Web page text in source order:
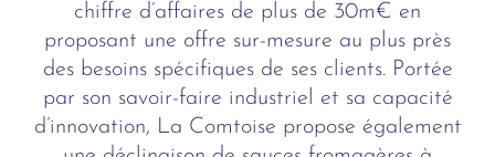
chiffre d’affaires de plus de 30m€ en
proposant une offre sur-mesure au plus près
des besoins spécifiques de ses clients. Portée
par son savoir-faire industriel et sa capacité
d’innovation, La Comtoise propose également